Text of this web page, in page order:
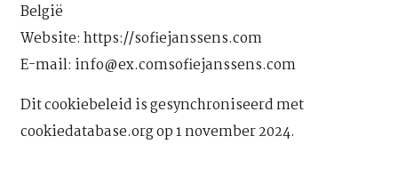
België
Website: https://sofiejanssens.com
E-mail: info@ex.comsofiejanssens.com
Dit cookiebeleid is gesynchroniseerd met
cookiedatabase.orgop 1 november 2024.